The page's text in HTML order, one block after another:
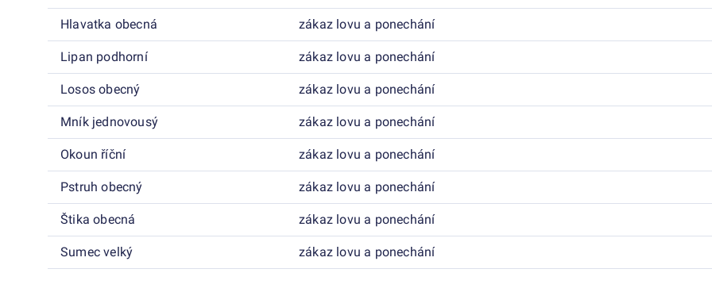
Hlavatka obecná zákaz lovu a ponechání
Lipan podhorní zákaz lovu a ponechání
Losos obecný zákaz lovu a ponechání
Mník jednovousý zákaz lovu a ponechání
Okoun říční zákaz lovu a ponechání
Pstruh obecný zákaz lovu a ponechání
Štika obecná zákaz lovu a ponechání
Sumec velký zákaz lovu a ponechání